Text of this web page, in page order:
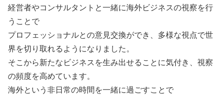
経営者やコンサルタントと一緒に海外ビジネスの視察を行
うことで
プロフェッショナルとの意見交換ができ、多様な視点で世
界を切り取れるようになりました。
そこから新たなビジネスを生み出せることに気付き、視察
の頻度を高めています。
海外という非日常の時間を一緒に過ごすことで